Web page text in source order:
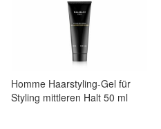
Homme Haarstyling-Gel für
Styling mittleren Halt 50 ml